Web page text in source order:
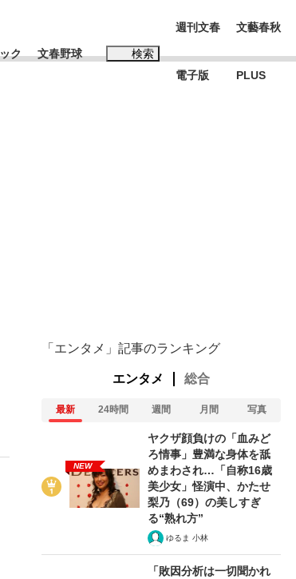
『北の国から』倉本聰氏（91...
すべて
ク 文春野球 検索
週刊文春
電子版
文藝春秋
PLUS
「エンタメ」記事のランキング
エンタメ 総合
最新 24時間 週間 月間 写真
NEW
ヤクザ顔負けの「血みど
ろ情事」豊満な身体を舐
めまわされ…「自称16歳
美少女」怪演中、かたせ
梨乃（69）の美しすぎ
る“熟れ方”
ゆるま 小林
「敗因分析は一切聞かれ